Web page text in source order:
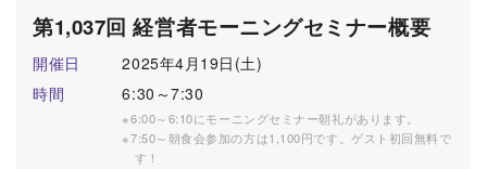
第1,037回 経営者モーニングセミナー概要
開催日
2025年4月19日(土)
時間
6:30～7:30
6:00～6:10にモーニングセミナー朝礼があります。
7:50～朝食会参加の方は1,100円です。ゲスト初回無料で
す！